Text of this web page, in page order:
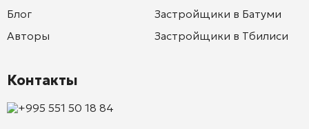
Блог
Авторы
Застройщики в Батуми
Застройщики в Тбилиси
Контакты
+995 551 50 18 84